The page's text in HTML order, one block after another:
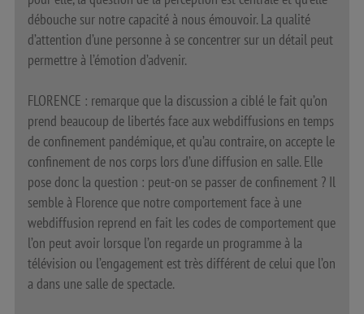
débouche sur notre capacité à nous émouvoir. La qualité
d’attention d’une personne à se concentrer sur un détail peut
permettre à l’émotion d’advenir.
FLORENCE : remarque que la discussion a ciblé le fait qu’on
prend beaucoup de libertés face aux webdiffusions en temps
de confinement pandémique, et qu’au contraire, on accepte le
confinement de nos corps lors d’une diffusion en salle. Elle
pose donc la question : peut-on se passer de confinement ? Il
semble à Florence que notre comportement face à une
webdiffusion reprend en fait les codes de comportement que
l’on peut avoir lorsque l’on regarde un programme à la
télévision ou l’engagement est très différent de celui que l’on
a dans une salle de spectacle.